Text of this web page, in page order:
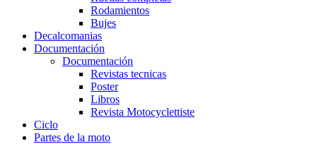
Rodamientos
Bujes
Decalcomanias
Documentación
Documentación
Revistas tecnicas
Poster
Libros
Revista Motocyclettiste
Ciclo
Partes de la moto